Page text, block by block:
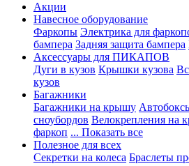
Акции
Навесное оборудование
Фаркопы Электрика для
бампера Задняя защита бампера
Аксессуары для ПИКАПОВ
Дуги в кузов Крышки кузова
кузов
Багажники
Багажники на крышу
сноубордов Велокрепления на
фаркоп ... Показать все
Полезное для всех
Секретки на колеса Браслеты